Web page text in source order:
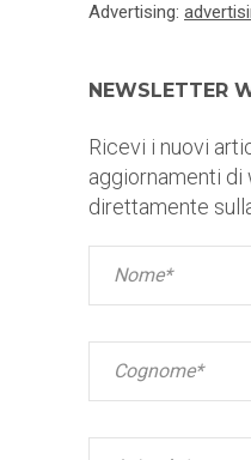
Advertising:
NEWSLETTER
Ricevi i nuovi
aggiornamenti di
direttamente